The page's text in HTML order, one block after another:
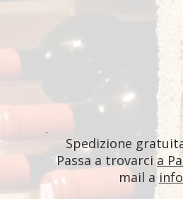
Spedizione
Passa a trovarci a
mail a